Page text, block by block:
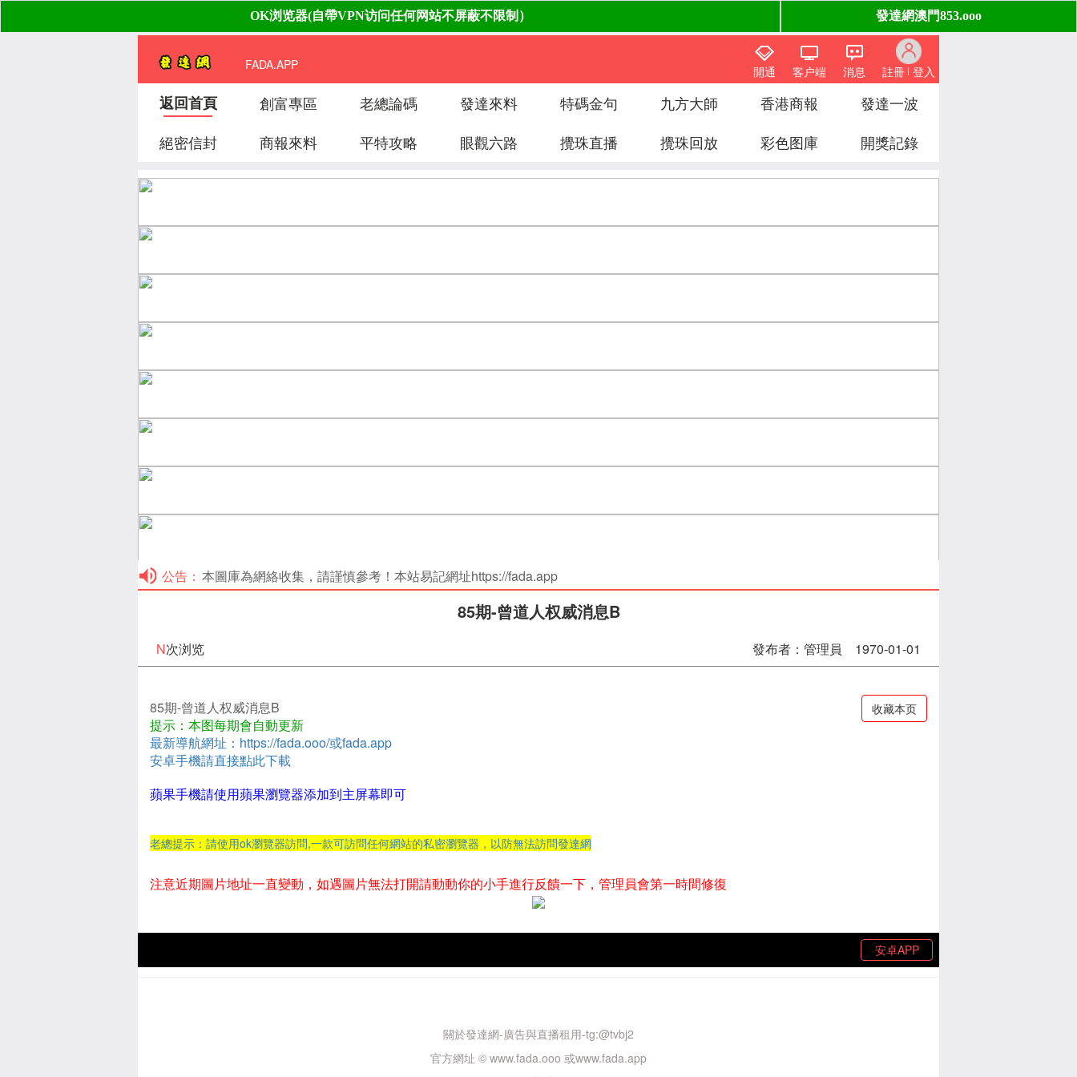
FADA.APP 註冊 登入
消息
客户端
開通
返回首頁 創富專區 老總論碼 發達來料 特碼金句 九方大師 香港商報
發達一波
絕密信封
商報來料 平特攻略 眼觀六路 攪珠直播 攪珠回放 彩色图庫 開獎記錄
公告： 本圖庫為網絡收集，請謹慎參考！本站易記網址https://fada.app
85期-曾道人权威消息B
N次浏览 發布者：管理員 1970-01-01
85期-曾道人权威消息B 收藏本页
提示：本图每期會自動更新
最新導航網址：https://fada.ooo/或fada.app
安卓手機請直接點此下載
蘋果手機請使用蘋果瀏覽器添加到主屏幕即可
老總提示：請使用ok瀏覽器訪問,一款可訪問任何網站的私密瀏覽器，以防無法訪問發達網
注意近期圖片地址一直變動，如遇圖片無法打開請動動你的小手進行反饋一下，管理員會第一時間修復
安卓APP
關於發達網-廣告與直播租用-tg:@tvbj2
官方網址 © www.fada.ooo 或www.fada.app